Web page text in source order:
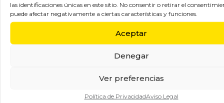
las identificaciones únicas en este sitio. No consentir o retirar el
puede afectar negativamente a ciertas características y funciones.
Aceptar
Denegar
Ver preferencias
Política de PrivacidadAviso Legal
Manguera para
Manguera para
aspiración de agua
vino, cerveza,
bebidas con
leche y derivados,